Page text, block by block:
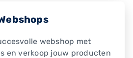
webshop met
en verkoop jouw producten